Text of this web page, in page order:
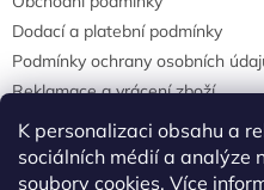
K personalizaci obsahu a
sociálních médií a analýze
soubory cookies. Více
Dodací a platební podmínky
Podmínky ochrany osobních
Reklamace a vrácení zboží
agrostis.cz